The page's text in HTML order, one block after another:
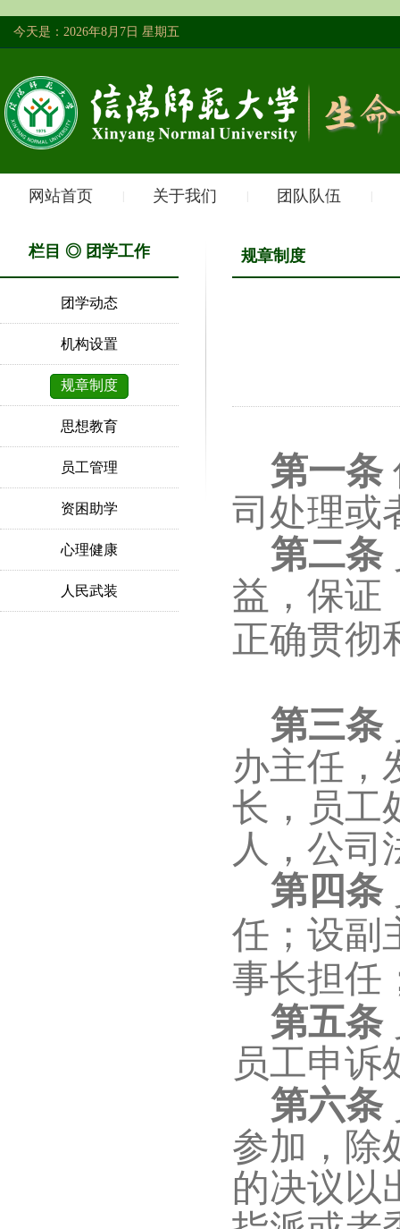
今天是：2026年8月7日 星期五
网站首页 关于我们 团队队伍
栏目 ◎ 团学工作
团学动态
机构设置
规章制度
思想教育
员工管理
资困助学
心理健康
人民武装
规章制度
第一条
司处理或
第二条
益，保证
正确贯彻
第三条
办主任，
长，员工
人，公司
第四条
任；设副
事长担任
第五条
员工申诉
第六条
参加，除
的决议以